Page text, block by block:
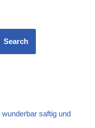
Search
saftig und